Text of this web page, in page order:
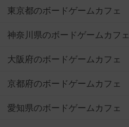
東京都のボードゲームカフェ
神奈川県のボードゲームカフェ
大阪府のボードゲームカフェ
京都府のボードゲームカフェ
愛知県のボードゲームカフェ